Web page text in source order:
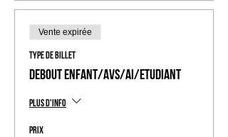
Vente expirée
Type de billet
Debout Enfant/AVS/AI/Etudiant
Plus d'info
Prix